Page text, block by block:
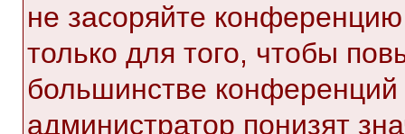
не засоряйте
только для того, чтобы
большинстве
администратор понизят